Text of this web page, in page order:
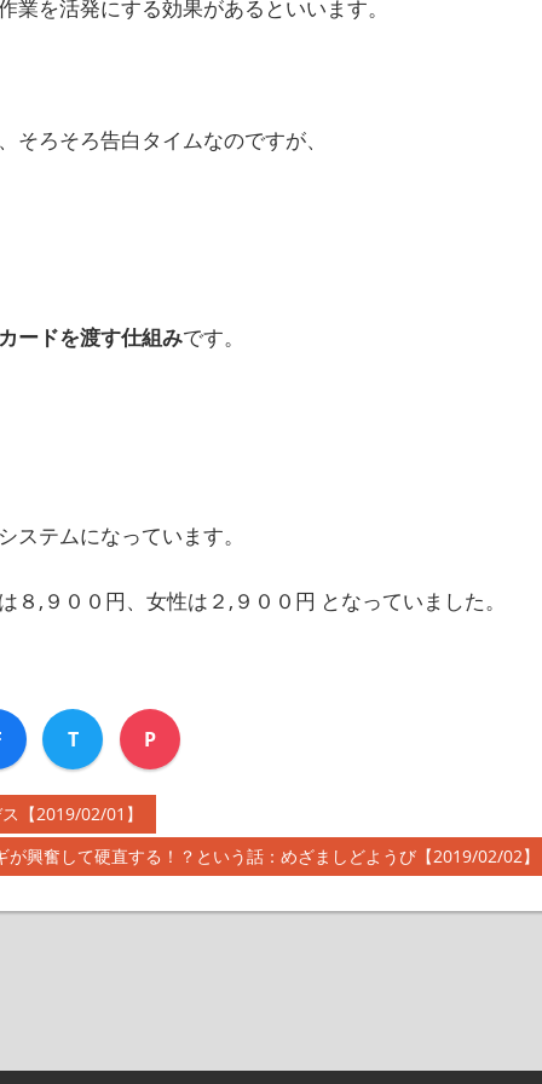
を活発にする効果があるといいます。
ろそろ告白タイムなのですが、
ードを渡す仕組みです。
テムになっています。
,９００円、女性は２,９００円 となっていました。
T P
【2019/02/01】
が興奮して硬直する！？という話：めざましどようび【2019/02/02】